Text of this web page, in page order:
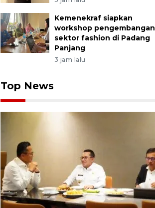
Kemenekraf siapkan
workshop pengembangan
sektor fashion di Padang
Panjang
3 jam lalu
Top News